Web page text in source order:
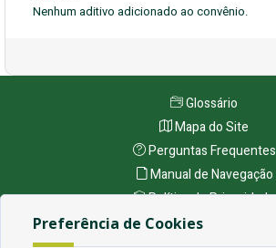
Nenhum aditivo adicionado ao convênio.
Glossário
Mapa do Site
Perguntas Frequentes
Manual de Navegação
Política de Privacidade
Preferência de Cookies